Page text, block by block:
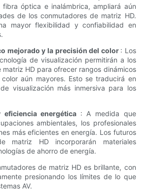
fibra óptica e inalámbrica, ampliará aún
de los conmutadores de matriz HD.
mayor flexibilidad y confiabilidad en
mejorado y la precisión del color : Los
de visualización permitirán a los
HD para ofrecer rangos dinámicos
aún mayores. Esto se traducirá en
visualización más inmersiva para los
eficiencia energética : A medida que
ambientales, los profesionales
más eficientes en energía. Los futuros
matriz HD incorporarán materiales
de ahorro de energía.
de matriz HD es brillante, con
presionando los límites de lo que
AV.